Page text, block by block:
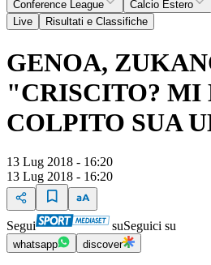
Conference League
Calcio Estero
Live
Risultati e Classifiche
GENOA,
"CRISCITO? MI
COLPITO SUA
13 Lug 2018 - 16:20
13 Lug 2018 - 16:20
Segui suSeguici su
whatsapp discover